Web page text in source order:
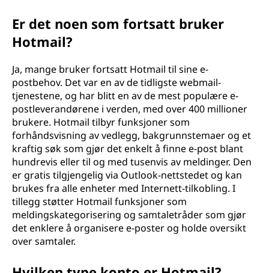
Er det noen som fortsatt bruker
Hotmail?
Ja, mange bruker fortsatt Hotmail til sine e-
postbehov. Det var en av de tidligste webmail-
tjenestene, og har blitt en av de mest populære e-
postleverandørene i verden, med over 400 millioner
brukere. Hotmail tilbyr funksjoner som
forhåndsvisning av vedlegg, bakgrunnstemaer og et
kraftig søk som gjør det enkelt å finne e-post blant
hundrevis eller til og med tusenvis av meldinger. Den
er gratis tilgjengelig via Outlook-nettstedet og kan
brukes fra alle enheter med Internett-tilkobling. I
tillegg støtter Hotmail funksjoner som
meldingskategorisering og samtaletråder som gjør
det enklere å organisere e-poster og holde oversikt
over samtaler.